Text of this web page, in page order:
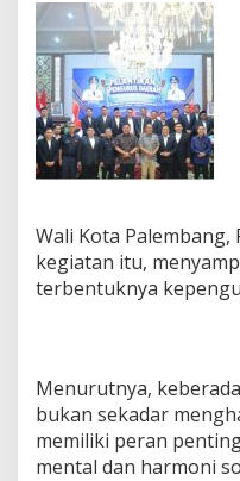
w
a
:
K
o
m
e
d
i
e
r
d
a
r
e
k
a
t
Wali Kota Palembang,
kegiatan itu,
terbentuknya
Menurutnya,
bukan sekadar
memiliki peran
mental dan harmoni